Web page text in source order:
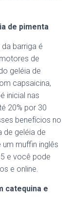
de pimenta
barriga é
de
geléia de
capsaicina,
inicial nas
20% por 30
benefícios no
de geléia de
muffin inglês
e você pode
e online.
catequina e